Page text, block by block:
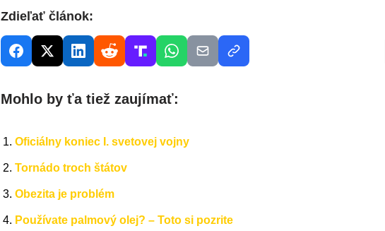
Zdieľať článok:
Mohlo by ťa tiež zaujímať:
Oficiálny koniec I. svetovej vojny
Tornádo troch štátov
Obezita je problém
Používate palmový olej? – Toto si pozrite